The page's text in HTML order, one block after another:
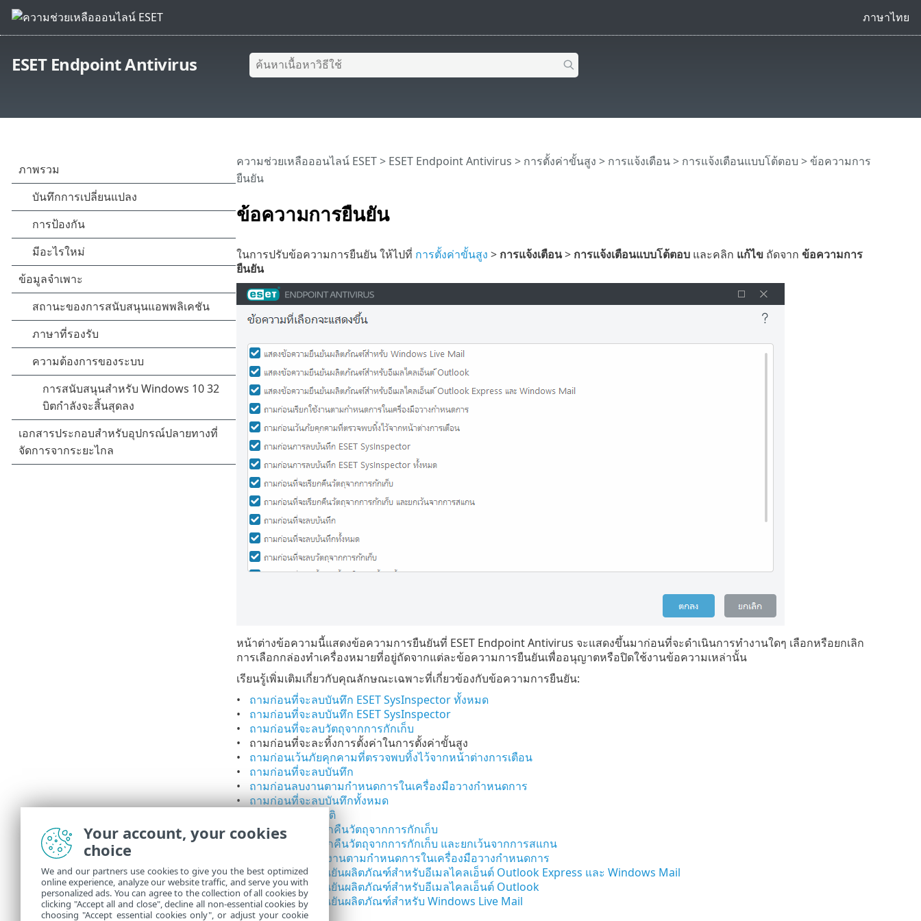
ภาษาไทย
ESET Endpoint Antivirus
ข้อความการยืนยัน
ความช่วยเหลือออนไลน์ ESET> ESET Endpoint Antivirus > การตั้งค่าขั้นสูง > การแจ้งเตือน> การแจ้งเตือนแบบโต้ตอบ > ข้อความการ
ยืนยัน
ในการปรับข้อความการยืนยัน ให้ไปที่ การตั้งค่าขั้นสูง > การแจ้งเตือน> การแจ้งเตือนแบบโต้ตอบและคลิก แก้ไขถัดจาก ข้อความการ
ยืนยัน
หน้าต่างข้อความนี้แสดงข้อความการยืนยันที่ ESET Endpoint Antivirus จะแสดงขึ้นมาก่อนที่จะดำเนินการทำงานใดๆ เลือกหรือยกเลิก
การเลือกกล่องทำเครื่องหมายที่อยู่ถัดจากแต่ละข้อความการยืนยันเพื่ออนุญาตหรือปิดใช้งานข้อความเหล่านั้น
เรียนรู้เพิ่มเติมเกี่ยวกับคุณลักษณะเฉพาะที่เกี่ยวข้องกับข้อความการยืนยัน:
ถามก่อนที่จะลบบันทึก ESET SysInspector ทั้งหมด
ถามก่อนที่จะลบบันทึก ESET SysInspector
ถามก่อนที่จะลบวัตถุจากการกักเก็บ
ถามก่อนที่จะละทิ้งการตั้งค่าในการตั้งค่าขั้นสูง
ถามก่อนเว้นภัยคุกคามที่ตรวจพบทิ้งไว้จากหน้าต่างการเตือน
ถามก่อนที่จะลบบันทึก
ถามก่อนลบงานตามกำหนดการในเครื่องมือวางกำหนดการ
ถามก่อนที่จะลบบันทึกทั้งหมด
ถามก่อนรีเซ็ตสถิติ
ถามก่อนที่จะเรียกคืนวัตถุจากการกักเก็บ
ถามก่อนที่จะเรียกคืนวัตถุจากการกักเก็บ และยกเว้นจากการสแกน
ถามก่อนเรียกใช้งานตามกำหนดการในเครื่องมือวางกำหนดการ
แสดงข้อความยืนยันผลิตภัณฑ์สำหรับอีเมลไคลเอ็นต์ Outlook Express และ Windows Mail
แสดงข้อความยืนยันผลิตภัณฑ์สำหรับอีเมลไคลเอ็นต์ Outlook
แสดงข้อความยืนยันผลิตภัณฑ์สำหรับ Windows Live Mail
Your account, your cookies
choice
We and our partners use cookies to give you the best optimized
online experience, analyze our website traffic, and serve you with
personalized ads. You can agree to the collection of all cookies by
clicking "Accept all and close", decline all non-essential cookies by
choosing "Accept essential cookies only", or adjust your cookie